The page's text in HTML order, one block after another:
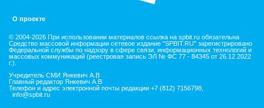
О проекте
© 2004-2026 При использовании материалов ссылка на spbit.ru обязательна
Средство массовой информации сетевое издание "SPBIT.RU" зарегистрировано
Федеральной службы по надзору в сфере связи, информационных технологий и
массовых коммуникаций (реестровая запись ЭЛ № ФС 77 - 84345 от 26.12.2022
г.).
Учредитель СМИ Янкевич А.В
Главный редактор Янкевич А.В
Телефон и адрес электронной почты редакции +7 (812) 7156798,
info@spbit.ru